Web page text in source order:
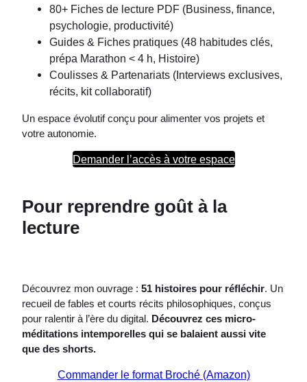
80+ Fiches de lecture PDF (Business, finance,
psychologie, productivité)
Guides & Fiches pratiques (48 habitudes clés,
prépa Marathon < 4 h, Histoire)
Coulisses & Partenariats (Interviews exclusives,
récits, kit collaboratif)
Un espace évolutif conçu pour alimenter vos projets et
votre autonomie.
Demander l’accès à votre espace
Pour reprendre goût à la
lecture
Découvrez mon ouvrage : 51 histoires pour réfléchir. Un
recueil de fables et courts récits philosophiques, conçus
pour ralentir à l’ère du digital. Découvrez ces micro-
méditations intemporelles qui se balaient aussi vite
que des shorts.
Commander le format Broché (Amazon)